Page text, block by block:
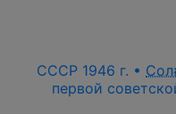
СССР 1946 г. •
первой